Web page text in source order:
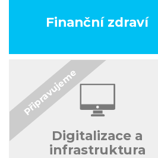
Finanční zdraví
Digitalizace a
infrastruktura